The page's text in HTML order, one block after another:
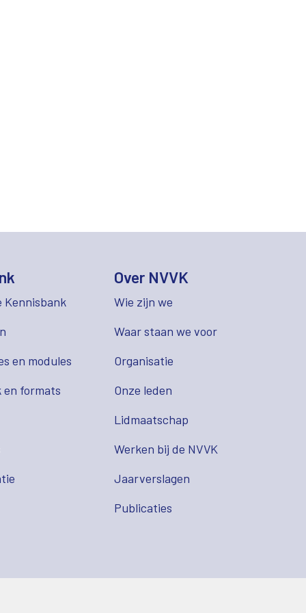
Kennisbank
en modules
en formats
Over NVVK
Wie zijn we
Waar staan we voor
Organisatie
Onze leden
Lidmaatschap
Werken bij de NVVK
Jaarverslagen
Publicaties